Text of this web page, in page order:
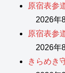
原宿表参
2026年8
原宿表参
2026年8
きらめき